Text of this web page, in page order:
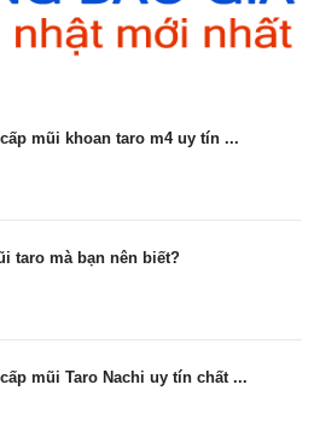
mũi khoan taro m4 uy tín ...
taro mà bạn nên biết?
mũi Taro Nachi uy tín chất ...